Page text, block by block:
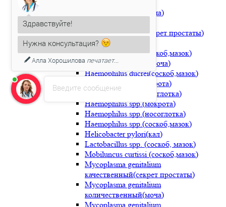
количественный(моча)
количественный(секрет простаты)
Gardnerella vaginalis
количественный(соскоб,мазок)
Haemophilus ducrei(моча)
Haemophilus ducrei(соскоб,мазок)
Haemophilus sp.(мокрота)
Haemophilus sp.(носоглотка)
Haemophilus spp.(мокрота)
Haemophilus spp.(носоглотка)
Haemophilus spp.(соскоб,мазок)
Helicobacter pylori(кал)
Lactobacillus spp. (соскоб, мазок)
Mobiluncus curtissi (соскоб,мазок)
Mycoplasma genitalium
качественный(секрет простаты)
Mycoplasma genitalium
количественный(моча)
Mycoplasma genitalium
Введите сообщение
Здравствуйте!
Нужна консультация?
Алла Хорошилова печатает...